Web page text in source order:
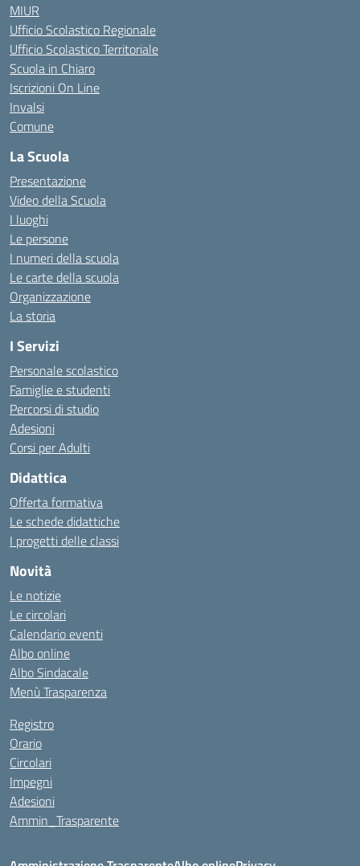
MIUR
Ufficio Scolastico Regionale
Ufficio Scolastico Territoriale
Scuola in Chiaro
Iscrizioni On Line
Invalsi
Comune
La Scuola
Presentazione
Video della Scuola
I luoghi
Le persone
I numeri della scuola
Le carte della scuola
Organizzazione
La storia
I Servizi
Personale scolastico
Famiglie e studenti
Percorsi di studio
Adesioni
Corsi per Adulti
Didattica
Offerta formativa
Le schede didattiche
I progetti delle classi
Novità
Le notizie
Le circolari
Calendario eventi
Albo online
Albo Sindacale
Menù Trasparenza
Registro
Orario
Circolari
Impegni
Adesioni
Ammin_Trasparente